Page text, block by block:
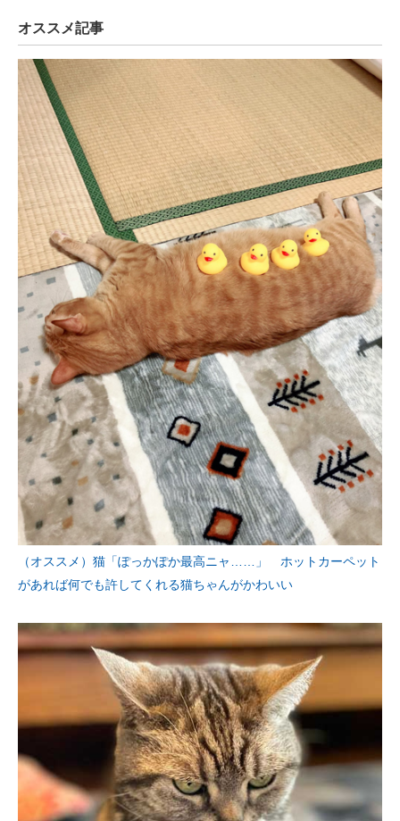
オススメ記事
（オススメ）猫「ぽっかぽか最高ニャ……」 ホットカーペット
があれば何でも許してくれる猫ちゃんがかわいい